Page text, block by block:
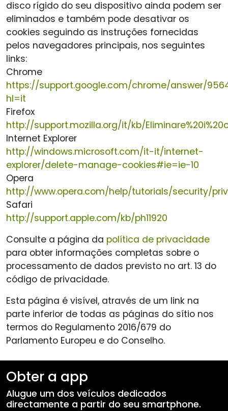
disco rígido do seu dispositivo ainda podem ser
eliminados e também pode desativar os
cookies seguindo as instruções fornecidas
pelos navegadores principais, nos seguintes
links:
Chrome
https://support.google.com/chrome/answer/
hl=it
Firefox
http://support.mozilla.org/it/kb/
Internet Explorer
http://windows.microsoft.com/it-it/internet-
explorer/delete-manage-cookies#ie=ie-10
Opera
http://www.opera.com/help/tutorials/security/
Safari
http://support.apple.com/kb/ph11920
Consulte a página da política de privacidade
para obter informações completas sobre o
processamento de dados previsto no art. 13 do
código de privacidade.
Esta página é visível, através de um link na
parte inferior de todas as páginas do sítio nos
termos do Regulamento 2016/679 do
Parlamento Europeu e do Conselho.
Obter a app
Alugue um dos veículos dedicados
directamente a partir do seu smartphone.